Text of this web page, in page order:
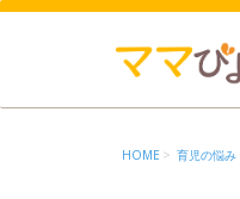
HOME 育児の悩み